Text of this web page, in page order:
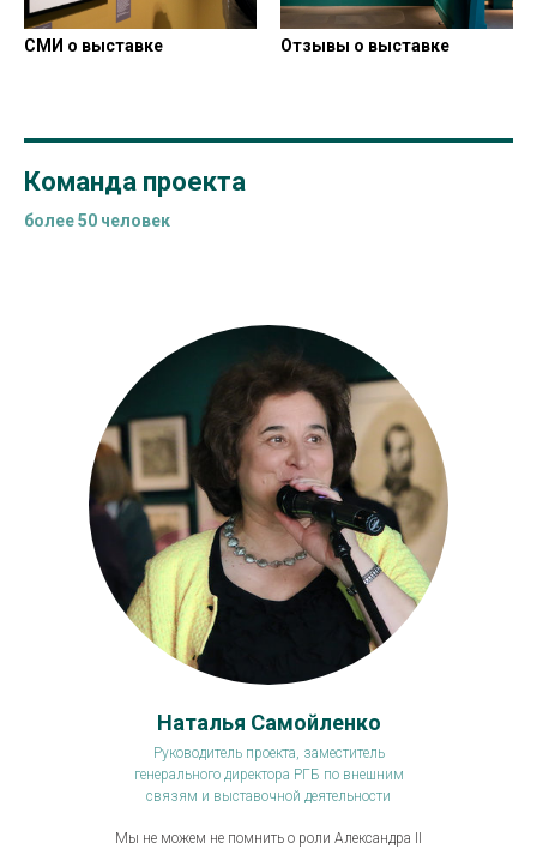
СМИ о выставке Отзывы о выставке
Команда проекта
более 50 человек
Наталья Самойленко
Руководитель проекта, заместитель
генерального директора РГБ по внешним
связям и выставочной деятельности
Мы не можем не помнить о роли Александра II